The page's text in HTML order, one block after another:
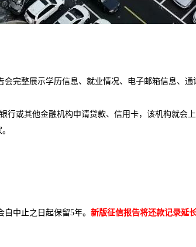
完整展示学历信息、就业情况、电子邮箱信息、
或其他金融机构申请贷款、信用卡，该机构就会
中止之日起保留5年。 新版征信报告将还款记录延